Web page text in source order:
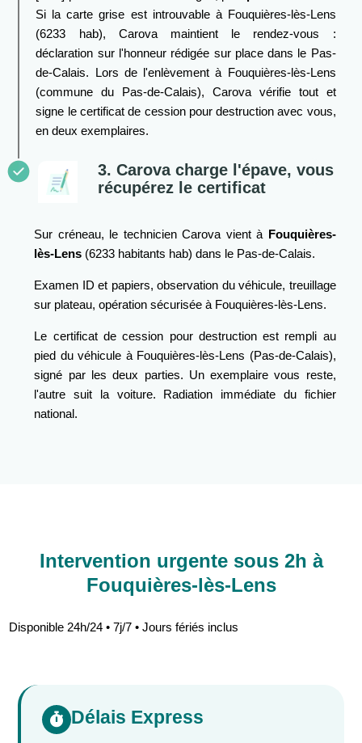
Si la carte grise est introuvable à Fouquières-lès-Lens
(6233 hab), Carova maintient le rendez-vous :
déclaration sur l'honneur rédigée sur place dans le Pas-
de-Calais. Lors de l'enlèvement à Fouquières-lès-Lens
(commune du Pas-de-Calais), Carova vérifie tout et
signe le certificat de cession pour destruction avec vous,
en deux exemplaires.
3. Carova charge l'épave, vous
récupérez le certificat
Sur créneau, le technicien Carova vient à Fouquières-
lès-Lens (6233 habitants hab) dans le Pas-de-Calais.
Examen ID et papiers, observation du véhicule, treuillage
sur plateau, opération sécurisée à Fouquières-lès-Lens.
Le certificat de cession pour destruction est rempli au
pied du véhicule à Fouquières-lès-Lens (Pas-de-Calais),
signé par les deux parties. Un exemplaire vous reste,
l'autre suit la voiture. Radiation immédiate du fichier
national.
Intervention urgente sous 2h à
Fouquières-lès-Lens
Disponible 24h/24 • 7j/7 • Jours fériés inclus
 Délais Express